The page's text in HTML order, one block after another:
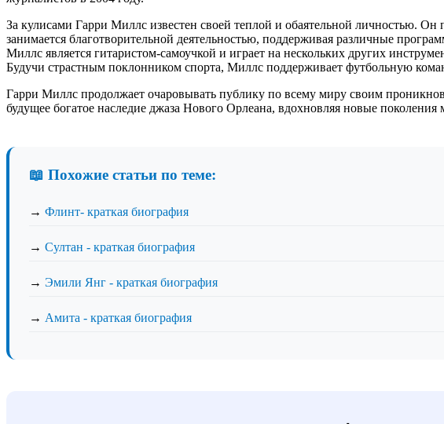
За кулисами Гарри Миллс известен своей теплой и обаятельной личностью.
занимается благотворительной деятельностью, поддерживая различные
Миллс является гитаристом-самоучкой и играет на нескольких других
Будучи страстным поклонником спорта, Миллс поддерживает футбольную
Гарри Миллс продолжает очаровывать публику по всему миру своим
будущее богатое наследие джаза Нового Орлеана, вдохновляя новые
📖 Похожие статьи по теме:
→ Флинт- краткая биография
→ Султан - краткая биография
→ Эмили Янг - краткая биография
→ Амита - краткая биография